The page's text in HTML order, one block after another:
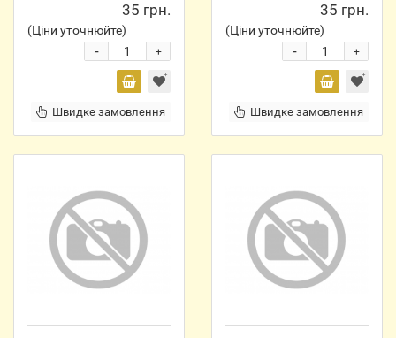
35 грн.
(Ціни уточнюйте)
+
-
Швидке замовлення
35 грн.
(Ціни уточнюйте)
+
-
Швидке замовлення